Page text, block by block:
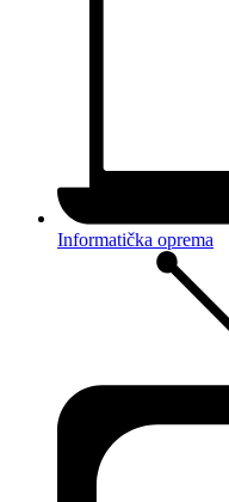
Informatička oprema